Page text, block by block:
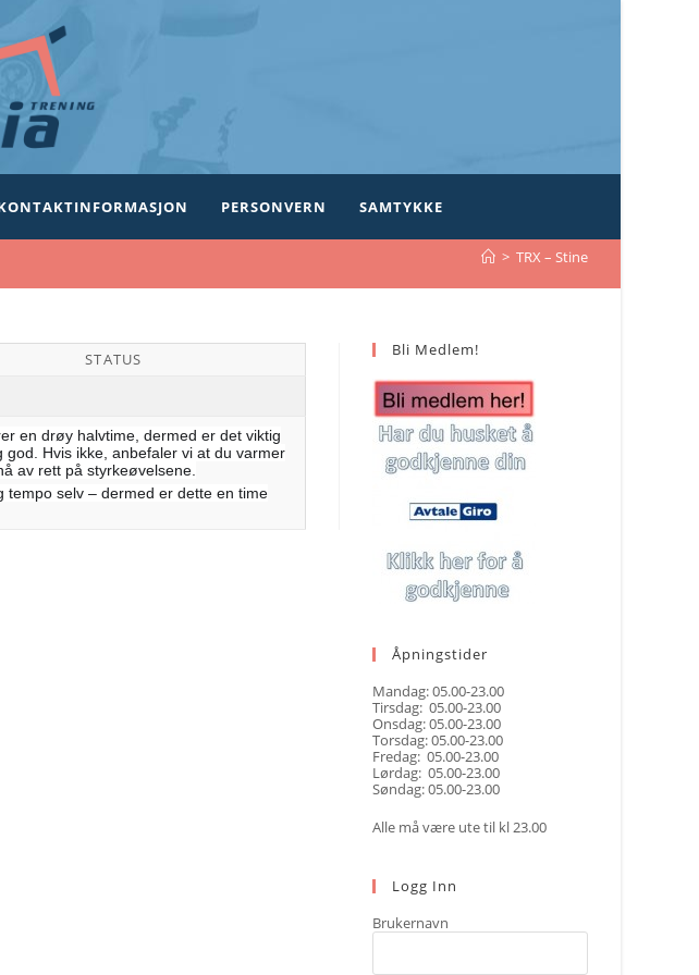
PERSONVERN SAMTYKKE
> TRX – Stine
STATUS
en drøy halvtime, dermed er det viktig
Hvis ikke, anbefaler vi at du varmer
av rett på styrkeøvelsene.
tempo selv – dermed er dette en time
Bli Medlem!
Åpningstider
Mandag: 05.00-23.00
Tirsdag: 05.00-23.00
Onsdag: 05.00-23.00
Torsdag: 05.00-23.00
Fredag: 05.00-23.00
Lørdag: 05.00-23.00
Søndag: 05.00-23.00
Alle må være ute til kl 23.00
Logg Inn
Brukernavn